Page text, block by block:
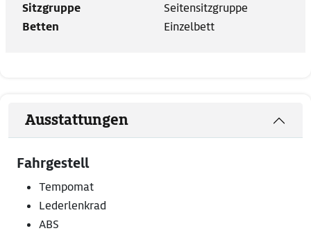
Sitzgruppe
Seitensitzgruppe
Betten
Einzelbett
Ausstattungen
Fahrgestell
Tempomat
Lederlenkrad
ABS